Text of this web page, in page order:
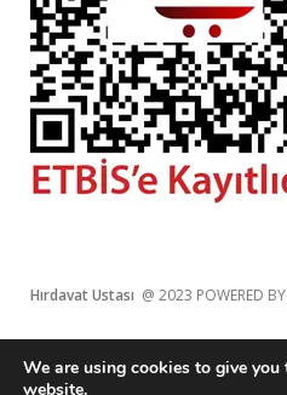
Hırdavat Ustası @ 2023 POWERED BY
We are using cookies to give you
website.